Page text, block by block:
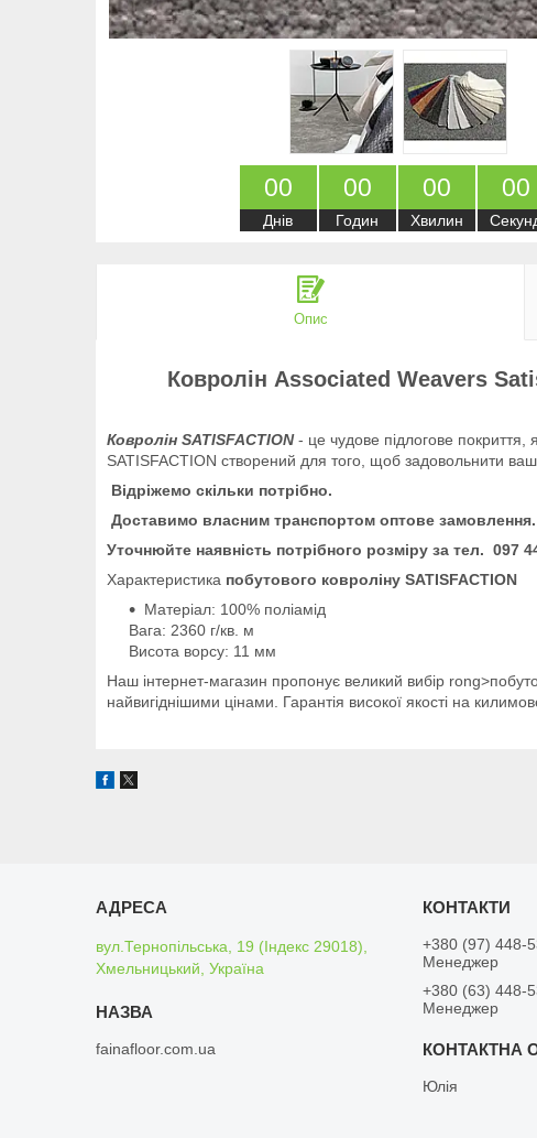
00
Днів
00
Годин
00
Хвилин
00
Опис
Ковролін Associated Weavers
Ковролін SATISFACTION- це чудове підлогове покриття,
SATISFACTION створений для того, щоб задовольнити
Відріжемо скільки потрібно.
Доставимо власним транспортом оптове замовлення.
Уточнюйте наявність потрібного розміру за тел. 097
Характеристика побутового ковроліну SATISFACTION
Матеріал: 100% поліамід
Вага: 2360 г/кв. м
Висота ворсу: 11 мм
Наш інтернет-магазин пропонує великий вибір
найвигіднішими цінами. Гарантія високої якості на
вул.Тернопільська, 19 (Індекс 29018),
Хмельницький, Україна
fainafloor.com.ua
+380 (97) 448-
Менеджер
+380 (63) 448-
Менеджер
Юлія